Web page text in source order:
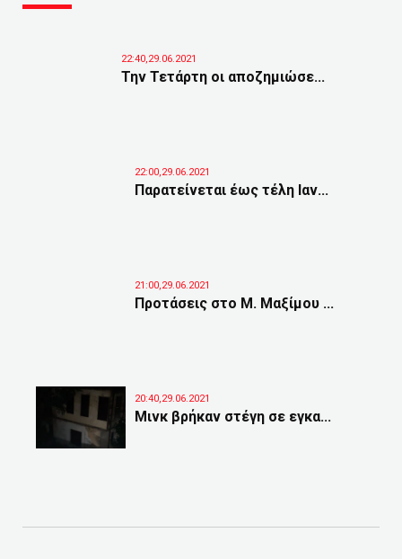
22:40,29.06.2021
Την Τετάρτη οι αποζημιώσε...
22:00,29.06.2021
Παρατείνεται έως τέλη Ιαν...
21:00,29.06.2021
Προτάσεις στο Μ. Μαξίμου ...
20:40,29.06.2021
Μινκ βρήκαν στέγη σε εγκα...